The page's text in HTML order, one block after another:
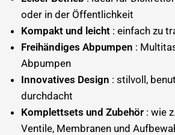
oder in der Öffentlichkeit
Kompakt und leicht : einfach zu
Freihändiges Abpumpen :
Abpumpen
Innovatives Design : stilvoll,
durchdacht
Komplettsets und Zubehör : wie
Ventile, Membranen und